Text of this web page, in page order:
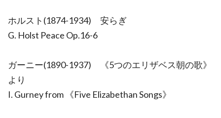
ホルスト(1874-1934) 安らぎ
G. Holst Peace Op.16-6
ガーニー(1890-1937) 《5つのエリザベス朝の歌》
より
I. Gurney from 《Five Elizabethan Songs》